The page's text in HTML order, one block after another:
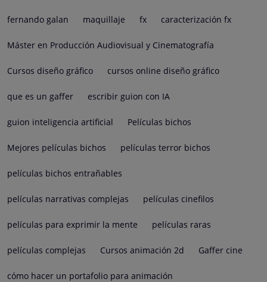
fernando galan maquillaje fx caracterización fx
Máster en Producción Audiovisual y Cinematografía
Cursos diseño gráfico cursos online diseño gráfico
que es un gaffer escribir guion con IA
guion inteligencia artificial Películas bichos
Mejores películas bichos películas terror bichos
películas bichos entrañables
películas narrativas complejas películas cinefilos
películas para exprimir la mente películas raras
películas complejas Cursos animación 2d Gaffer cine
cómo hacer un portafolio para animación